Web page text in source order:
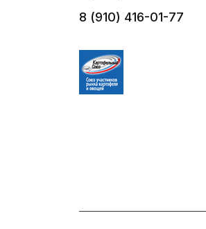
8 (910) 416-01-77